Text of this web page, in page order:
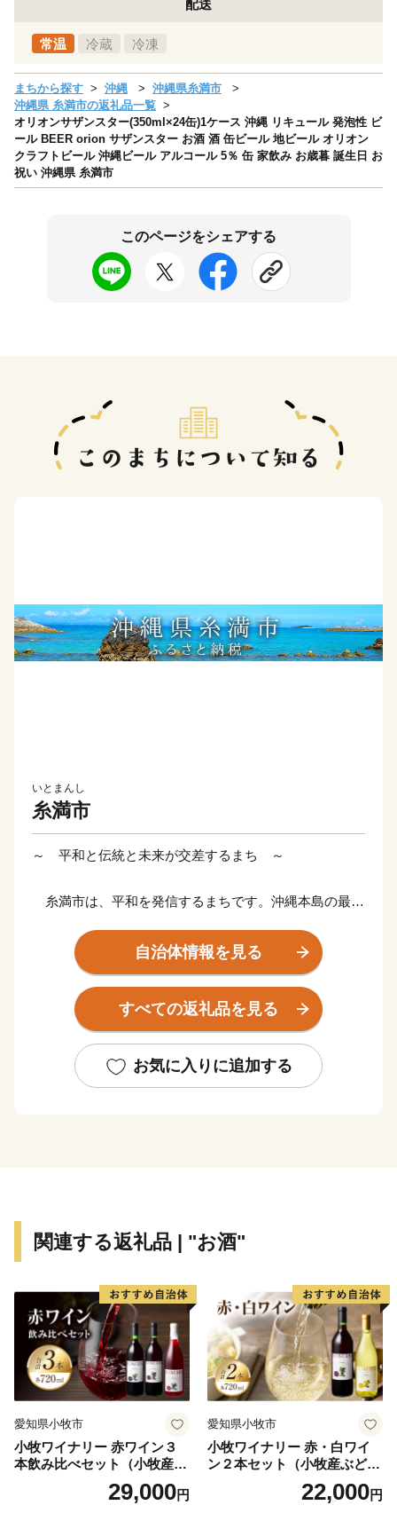
配送
常温 冷蔵 冷凍
まちから探す 沖縄
沖縄県糸満市
沖縄県 糸満市の返礼品一覧
オリオンサザンスター(350ml×24缶)1ケース 沖縄 リキュール 発泡性 ビ
ール BEER orion サザンスター お酒 酒 缶ビール 地ビール オリオン
クラフトビール 沖縄ビール アルコール 5％ 缶 家飲み お歳暮 誕生日 お
祝い 沖縄県 糸満市
このページをシェアする
いとまんし
糸満市
～ 平和と伝統と未来が交差するまち ～
糸満市は、平和を発信するまちです。沖縄本島の最南
の塔や平和祈念公園をはじめ、各都道府県の慰霊碑が多
数存在するなど平和の尊さと戦争の悲惨さを発信するま
ちで、修学旅行など平和学習の場となっています。
レーや糸満大綱引をはじめ、ウシデーク、棒術、エイサ
ーなどの伝統行事が各字に息づき、また全国でも珍しい
通により、那覇空港との時間距離が15分～20分と短く
業も盛んですが、特に卸売市場を整備し、水産物の国際
的物流拠点を目指しています。
このように糸満市は、平和と伝統と未来が交差する発
展の可能性を大きく秘めたまちです。糸満市でたくさん
満市にご注目ください。
自治体情報を見る
すべての返礼品を見る
お気に入りに追加する
関連する返礼品 | "お酒"
愛知県小牧市
小牧ワイナリー 赤ワイン３
本飲み比べセット（小牧産ぶ
どう100％使用）29,000円
愛知県小牧市
小牧ワイナリー 赤・白ワイ
ン２本セット（小牧産ぶどう
22,000円